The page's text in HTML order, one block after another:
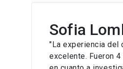
Sofia
"La experiencia del
excelente. Fueron